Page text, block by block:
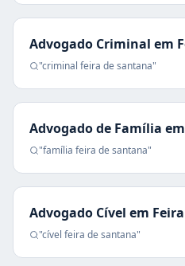
Advogado Criminal em
"criminal feira de santana"
Advogado de Família em
"família feira de santana"
Advogado Cível em
"cível feira de santana"